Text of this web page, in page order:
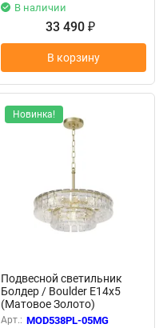
В наличии
33 490 ₽
В корзину
Новинка!
Подвесной светильник
Болдер / Boulder E14х5
(Матовое Золото)
MOD538PL-05MG
Арт.: MOD538PL-05MG